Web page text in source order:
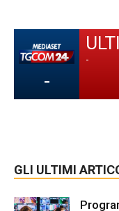
-
-
GLI ULTIMI